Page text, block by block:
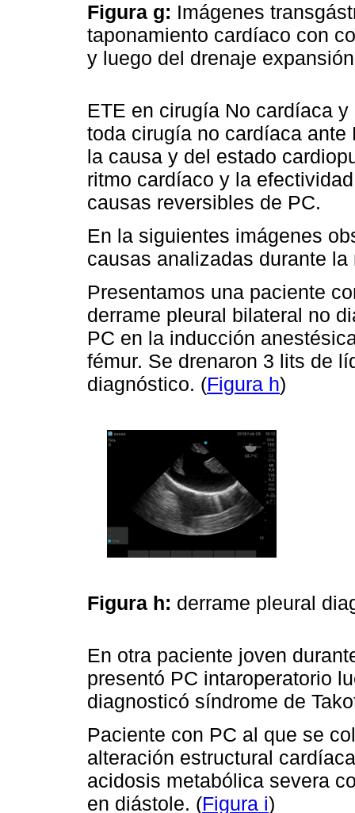
Figura g: Imágenes
taponamiento cardíaco con
y luego del drenaje
ETE en cirugía No cardíaca
toda cirugía no cardíaca
la causa y del estado
ritmo cardíaco y la
causas reversibles de PC.
En la siguientes imágenes
causas analizadas durante
Presentamos una paciente
derrame pleural bilateral no
PC en la inducción
fémur. Se drenaron 3 lits de
diagnóstico. (Figura h)
Figura h: derrame pleural
En otra paciente joven
presentó PC intaroperatorio
diagnosticó síndrome de
Paciente con PC al que se
alteración estructural
acidosis metabólica severa
en diástole. (Figura i)